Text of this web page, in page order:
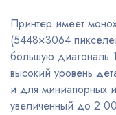
Принтер имеет
(5448×3064
большую диагональ
высокий уровень
и для миниатюрных
увеличенный до 2